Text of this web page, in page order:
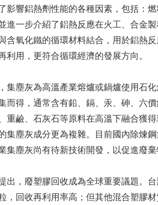
影響鋁熱劑性能的各種因素，包括：
進一步介紹了鋁熱反應在火工、合金
含氧化鐵的循環材料結合，用於鋁熱
用，更符合循環經濟的發展方向。
集塵灰為高溫產業熔爐或鍋爐使用石
而得，通常含有鉛、鎘、汞、砷、六
重鹼、石灰石等原料在高溫下融合獲
集塵灰成分更為複雜。目前國內除煉
塵灰尚有待新技術開發，以促進廢棄
，廢塑膠回收成為全球重要議題。
回收再利用率高；但其他混合塑膠